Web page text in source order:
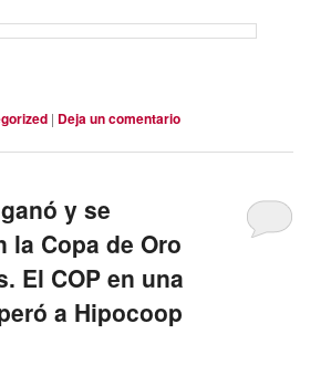
| Deja un comentario
y se
la Copa de Oro
El COP en una
a Hipocoop